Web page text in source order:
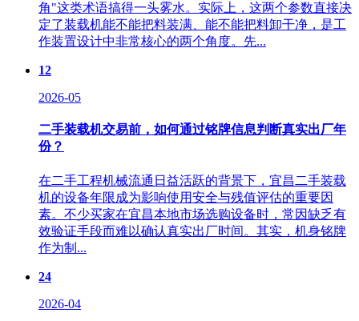
角"这类术语搞得一头雾水。实际上，这两个参数直接决
定了装载机能不能把料装满、能不能把料卸干净，是工
作装置设计中非常核心的两个角度。先...
12
2026-05
二手装载机交易前，如何通过铭牌信息判断真实出厂年
份？
在二手工程机械流通日益活跃的背景下，宜昌二手装载
机的设备年限成为影响使用安全与残值评估的重要因
素。不少买家在宜昌本地市场选购设备时，常因缺乏有
效验证手段而难以确认真实出厂时间。其实，机身铭牌
作为制...
24
2026-04